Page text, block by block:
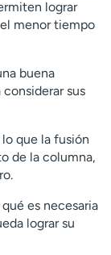
lograr
menor tiempo
buena
sus
que la fusión
de la columna,
es necesaria
lograr su